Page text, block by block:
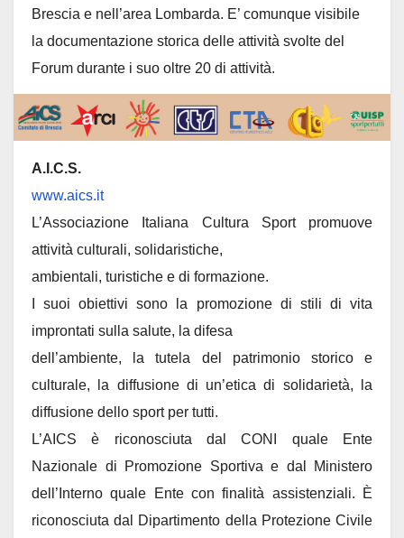
Brescia e nell’area Lombarda. E’ comunque visibile
la documentazione storica delle attività svolte del
Forum durante i suo oltre 20 di attività.
A.I.C.S.
www.aics.it
L’Associazione Italiana Cultura Sport promuove
attività culturali, solidaristiche,
ambientali, turistiche e di formazione.
I suoi obiettivi sono la promozione di stili di vita
improntati sulla salute, la difesa
dell’ambiente, la tutela del patrimonio storico e
culturale, la diffusione di un’etica di solidarietà, la
diffusione dello sport per tutti.
L’AICS è riconosciuta dal CONI quale Ente
Nazionale di Promozione Sportiva e dal Ministero
dell’Interno quale Ente con finalità assistenziali. È
riconosciuta dal Dipartimento della Protezione Civile